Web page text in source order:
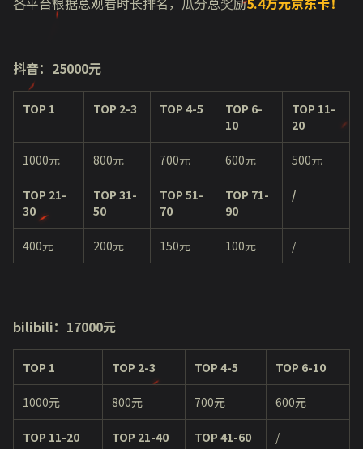
抖音： 25000元
TOP 1 TOP 2-3 TOP 4-5
TOP 6-
10
TOP 11-
20
1000元 800元 700元 600元 500元
TOP 21-
30
TOP 31-
50
TOP 51-
70
TOP 71-
90
/
400元 200元 150元 100元 /
bilibili： 17000元
TOP 1 TOP 2-3 TOP 4-5 TOP 6-10
1000元 800元 700元 600元
TOP 11-20 TOP 21-40 TOP 41-60 /